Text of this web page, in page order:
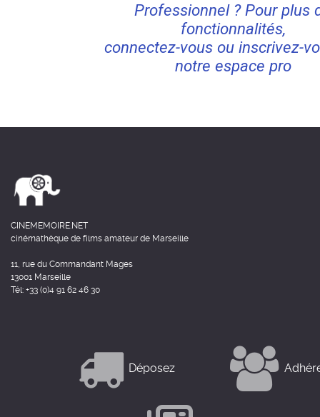
Professionnel ? Pour plus
fonctionnalités,
connectez-vous ou inscrivez-
notre espace pro
CINEMEMOIRE.NET
cinémathèque de films amateur de Marseille
11, rue du Commandant Mages
13001 Marseille
Tél: +33 (0)4 91 62 46 30
Déposez